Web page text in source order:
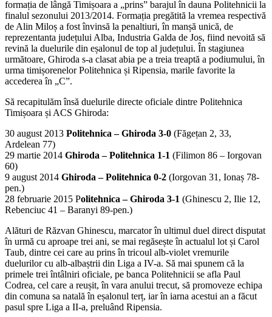
formația de lângă Timișoara a „prins” barajul în dauna Politehnicii la
finalul sezonului 2013/2014. Formația pregătită la vremea respectivă
de Alin Miloș a fost învinsă la penaltiuri, în manșă unică, de
reprezentanta județului Alba, Industria Galda de Jos, fiind nevoită să
revină la duelurile din eșalonul de top al județului. În stagiunea
următoare, Ghiroda s-a clasat abia pe a treia treaptă a podiumului, în
urma timișorenelor Politehnica și Ripensia, marile favorite la
accederea în „C”.
Să recapitulăm însă duelurile directe oficiale dintre Politehnica
Timișoara și ACS Ghiroda:
30 august 2013 Politehnica – Ghiroda 3-0 (Făgețan 2, 33,
Ardelean 77)
29 martie 2014 Ghiroda – Politehnica 1-1 (Filimon 86 – Iorgovan
60)
9 august 2014 Ghiroda – Politehnica 0-2 (Iorgovan 31, Ionaș 78-
pen.)
28 februarie 2015 Politehnica – Ghiroda 3-1 (Ghinescu 2, Ilie 12,
Rebenciuc 41 – Baranyi 89-pen.)
Alături de Răzvan Ghinescu, marcator în ultimul duel direct disputat
în urmă cu aproape trei ani, se mai regăsește în actualul lot și Carol
Taub, dintre cei care au prins în tricoul alb-violet vremurile
duelurilor cu alb-albaștrii din Liga a IV-a. Să mai spunem că la
primele trei întâlniri oficiale, pe banca Politehnicii se afla Paul
Codrea, cel care a reușit, în vara anului trecut, să promoveze echipa
din comuna sa natală în eșalonul terț, iar în iarna acestui an a făcut
pasul spre Liga a II-a, preluând Ripensia.